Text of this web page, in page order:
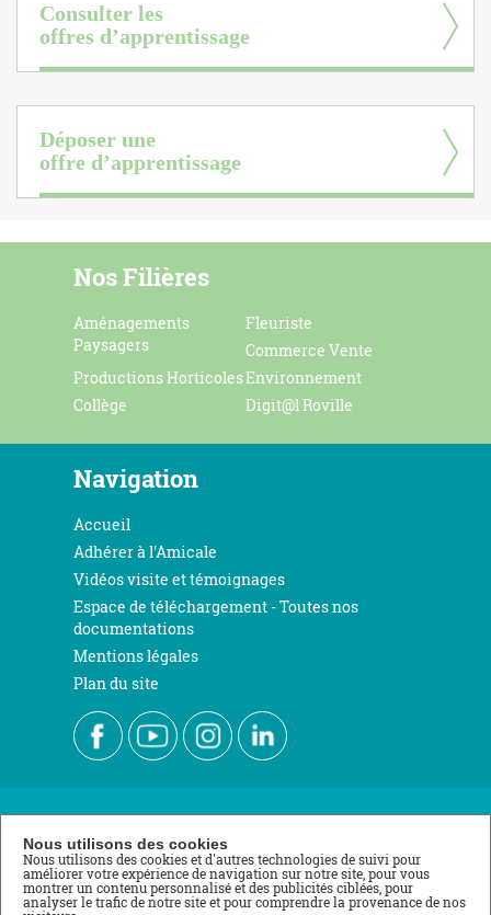
Consulter les
offres d’apprentissage
Déposer une
offre d’apprentissage
Nos Filières
Aménagements
Paysagers
Fleuriste
Commerce Vente
Productions HorticolesEnvironnement
Collège
Digit@l Roville
Navigation
Accueil
Adhérer à l'Amicale
Vidéos visite et témoignages
Espace de téléchargement - Toutes nos
documentations
Mentions légales
Plan du site
Nous contacter
École de Roville
3 rue du Stade
Nous utilisons des cookies
Nous utilisons des cookies et d'autres technologies de suivi pour
améliorer votre expérience de navigation sur notre site, pour vous
montrer un contenu personnalisé et des publicités ciblées, pour
analyser le trafic de notre site et pour comprendre la provenance de nos